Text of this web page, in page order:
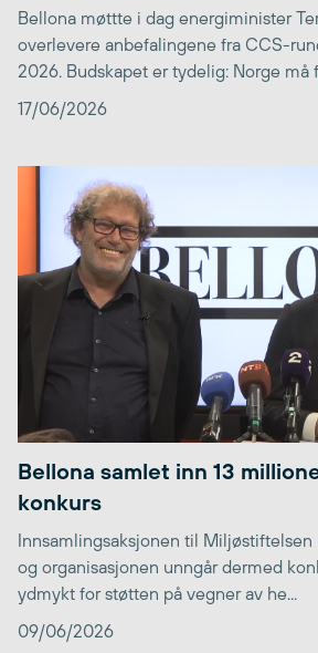
Bellona møttte i dag energiminister
overlevere anbefalingene fra CCS-
2026. Budskapet er tydelig: Norge må
17/06/2026
Bellona samlet inn 13
konkurs
Innsamlingsaksjonen til Miljøstiftelsen
og organisasjonen unngår dermed
ydmykt for støtten på vegner av he...
09/06/2026